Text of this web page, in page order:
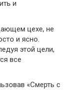
и
цехе, не
и ясно.
этой цели,
все
«Смерть с